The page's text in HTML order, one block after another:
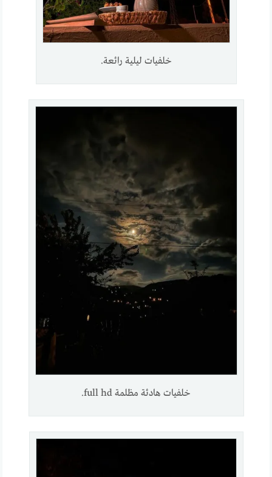
خلفيات ليلية رائعة.
خلفيات هادئة مظلمة full hd.